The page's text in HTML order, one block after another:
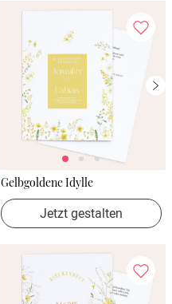
Gelbgoldene Idylle
Jetzt gestalten